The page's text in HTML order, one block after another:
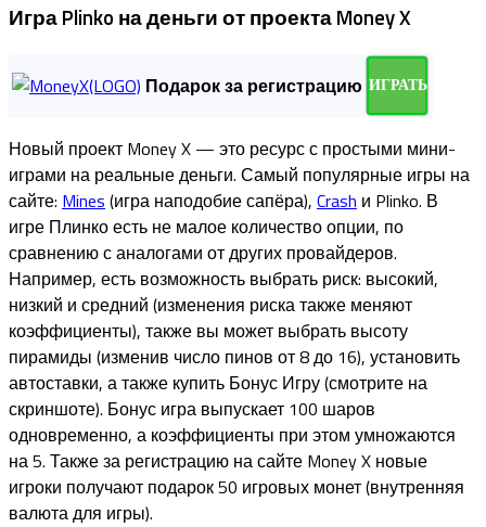
Игра Plinko на деньги от проекта Money X
Подарок за регистрацию ИГРАТЬ
Новый проект Money X — это ресурс с простыми мини-
играми на реальные деньги. Самый популярные игры на
сайте: Mines (игра наподобие сапёра), Crash и Plinko. В
игре Плинко есть не малое количество опции, по
сравнению с аналогами от других провайдеров.
Например, есть возможность выбрать риск: высокий,
низкий и средний (изменения риска также меняют
коэффициенты), также вы может выбрать высоту
пирамиды (изменив число пинов от 8 до 16), установить
автоставки, а также купить Бонус Игру (смотрите на
скриншоте). Бонус игра выпускает 100 шаров
одновременно, а коэффициенты при этом умножаются
на 5. Также за регистрацию на сайте Money X новые
игроки получают подарок 50 игровых монет (внутренняя
валюта для игры).